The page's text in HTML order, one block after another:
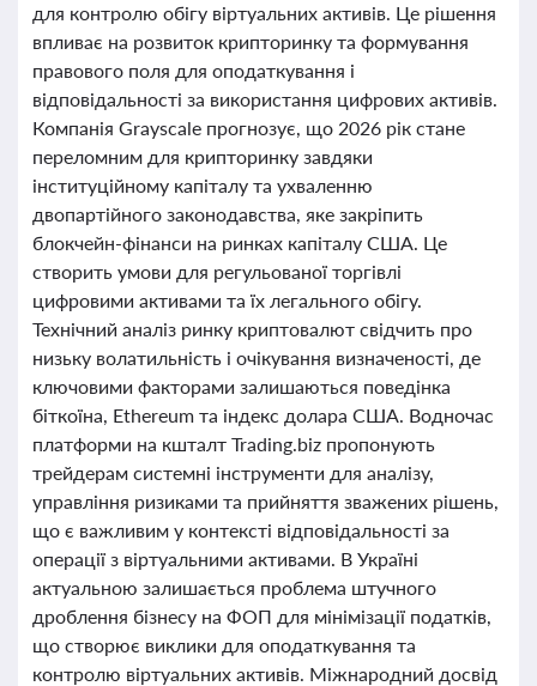
для контролю обігу віртуальних активів. Це рішення
впливає на розвиток крипторинку та формування
правового поля для оподаткування і
відповідальності за використання цифрових активів.
Компанія Grayscale прогнозує, що 2026 рік стане
переломним для крипторинку завдяки
інституційному капіталу та ухваленню
двопартійного законодавства, яке закріпить
блокчейн-фінанси на ринках капіталу США. Це
створить умови для регульованої торгівлі
цифровими активами та їх легального обігу.
Технічний аналіз ринку криптовалют свідчить про
низьку волатильність і очікування визначеності, де
ключовими факторами залишаються поведінка
біткоїна, Ethereum та індекс долара США. Водночас
платформи на кшталт Trading.biz пропонують
трейдерам системні інструменти для аналізу,
управління ризиками та прийняття зважених рішень,
що є важливим у контексті відповідальності за
операції з віртуальними активами. В Україні
актуальною залишається проблема штучного
дроблення бізнесу на ФОП для мінімізації податків,
що створює виклики для оподаткування та
контролю віртуальних активів. Міжнародний досвід